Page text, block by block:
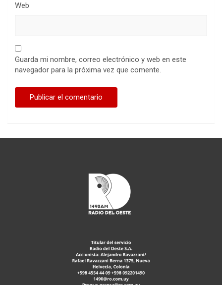
Web
Guarda mi nombre, correo electrónico y web en este
navegador para la próxima vez que comente.